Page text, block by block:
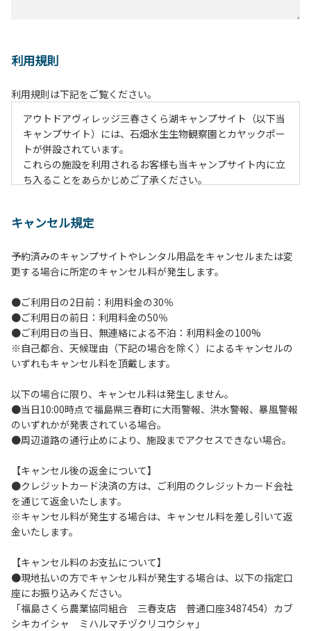
利用規則
利用規則は下記をご覧ください。
アウトドアヴィレッジ三春さくら湖キャンプサイト（以下当
キャンプサイト）には、石畑水生生物観察園とカヤックポー
トが併設されています。
これらの施設を利用されるお客様も当キャンプサイト内に立
ち入ることをあらかじめご了承ください。
ご理解のうえ遵守いただけますようお願い申し上げます。な
断りすることがございます。
項】
１．貴重品は各自で管理してください。
２．安全管理上お子さまのみの単独行動はさせないでくださ
い。
３．当キャンプサイト内の車の移動は徐行運転（時速10ｋｍ
４．ゴミは指定された分別方法により分別し、指定の場所へ
捨ててください。
５．BBQ及び焚火台の灰は鎮火を確認した上で指定の場所へ
捨ててください。
序、善良の風俗に反する恐れのある方のご利用はお断りしま
す。
７．自然災害など不可抗力以外の事由により建造物、家具、
備品、その他物品を損傷、紛失させた場合には、その相当額
を弁償していただきます。
一切の責任を負いません。
９．当キャンプサイトの場内灯の消灯時間は21時です。
10．当キャンプサイトの入退場ゲートは21時から翌朝6時ま
で閉鎖となります。
11．21時から翌朝６時までの当キャンプサイト内での車の移
キャンセル規定
予約済みのキャンプサイトやレンタル用品をキャンセルまたは変
更する場合に所定のキャンセル料が発生します。
●ご利用日の2日前：利用料金の30％
●ご利用日の前日：利用料金の50％
●ご利用日の当日、無連絡による不泊：利用料金の100%
※自己都合、天候理由（下記の場合を除く）によるキャンセルの
いずれもキャンセル料を頂戴します。
以下の場合に限り、キャンセル料は発生しません。
●当日10:00時点で福島県三春町に大雨警報、洪水警報、暴風警報
のいずれかが発表されている場合。
●周辺道路の通行止めにより、施設までアクセスできない場合。
【キャンセル後の返金について】
●クレジットカード決済の方は、ご利用のクレジットカード会社
を通じて返金いたします。
※キャンセル料が発生する場合は、キャンセル料を差し引いて返
金いたします。
【キャンセル料のお支払について】
●現地払いの方でキャンセル料が発生する場合は、以下の指定口
座にお振り込みください。
「福島さくら農業協同組合 三春支店 普通口座3487454）カブ
シキカイシャ ミハルマチヅクリコウシャ」